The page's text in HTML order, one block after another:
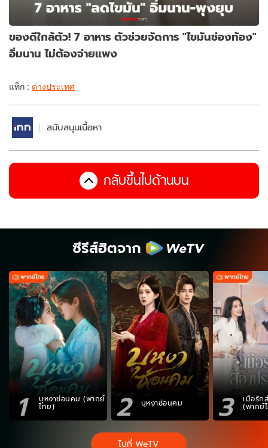
ของดีใกล้ตัว! 7 อาหาร ตัวช่วยจัดการ "ไขมันช่องท้อง"
อิ่มนาน ไม่ต้องจ่ายแพง
แท็ก : ต่างประเทศ
สนับสนุนเนื้อหา
กลับขึ้นไปด้านบน
ซีรีส์ฮิตจาก
1 บุหงาซ่อนคม (พากย์
ไทย) 2 บุหงาซ่อนคม 3 เมื่อรัก
(พากย์
ไปที่ WeTV